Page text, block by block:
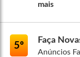
mais
5º
Faça
Anúncios